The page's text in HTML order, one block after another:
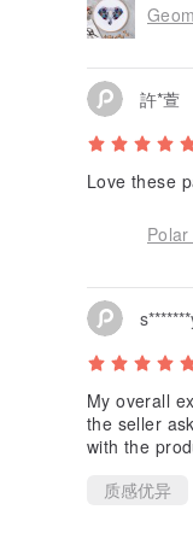
許*萱
Love these
My overall
the seller
with the
质感优异